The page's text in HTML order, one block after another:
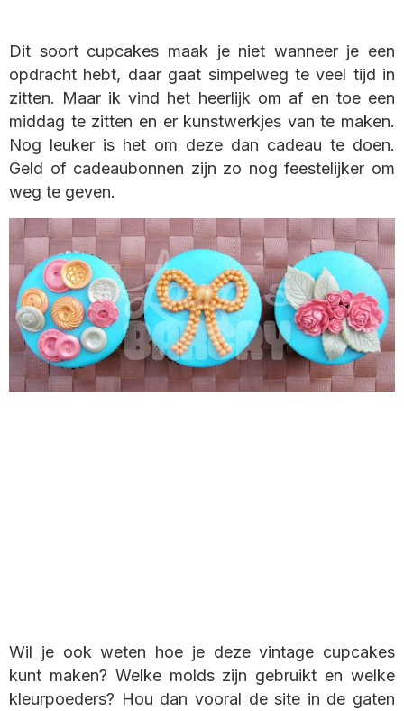
Dit soort cupcakes maak je niet wanneer je een
opdracht hebt, daar gaat simpelweg te veel tijd in
zitten. Maar ik vind het heerlijk om af en toe een
middag te zitten en er kunstwerkjes van te maken.
Nog leuker is het om deze dan cadeau te doen.
Geld of cadeaubonnen zijn zo nog feestelijker om
weg te geven.
Wil je ook weten hoe je deze vintage cupcakes
kunt maken? Welke molds zijn gebruikt en welke
kleurpoeders? Hou dan vooral de site in de gaten